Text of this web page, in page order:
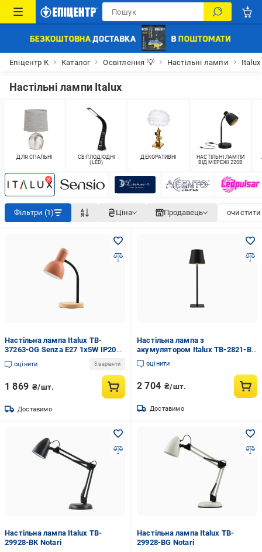
Епіцентр К Каталог Освітлення 💡 Настільні лампи Italux
Настільні лампи Italux
ДЛЯ СПАЛЬНІ
СВІТЛОДІОДНІ
(LED)
ДЕКОРАТИВНІ
НАСТІЛЬНІ ЛАМПИ
ВІД МЕРЕЖІ 220В
Фільтри (1) Ціна Продавець очистити
Настільна лампа Italux TB-
37263-OG Senza E27 1x5W IP20
Помаранчевий (36554727)
оцінити 3 варіанти
1 869 ₴/шт.
Доставимо
Настільна лампа з
акумулятором Italux TB-2821-BK
Atlis Led 1x5W 3000-6500K 300Lm
IP54 Чорний (36554736)
оцінити
2 704 ₴/шт.
Доставимо
Настільна лампа Italux TB-
29928-BK Notari
Настільна лампа Italux TB-
29928-BG Notari